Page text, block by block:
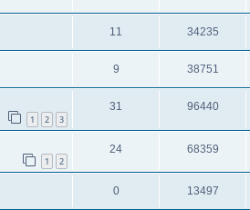
11 34235
9 38751
1 2 3
31 96440
1 2
24 68359
0 13497